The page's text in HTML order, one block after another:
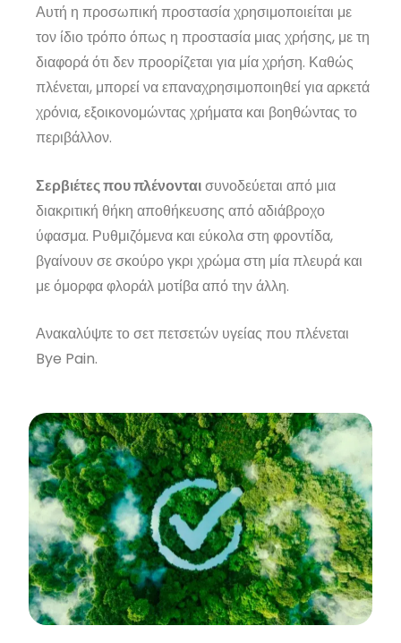
Αυτή η προσωπική προστασία χρησιμοποιείται με
τον ίδιο τρόπο όπως η προστασία μιας χρήσης, με τη
διαφορά ότι δεν προορίζεται για μία χρήση. Καθώς
πλένεται, μπορεί να επαναχρησιμοποιηθεί για αρκετά
χρόνια, εξοικονομώντας χρήματα και βοηθώντας το
περιβάλλον.
Σερβιέτες που πλένονταισυνοδεύεται από μια
διακριτική θήκη αποθήκευσης από αδιάβροχο
ύφασμα. Ρυθμιζόμενα και εύκολα στη φροντίδα,
βγαίνουν σε σκούρο γκρι χρώμα στη μία πλευρά και
με όμορφα φλοράλ μοτίβα από την άλλη.
Ανακαλύψτε το σετ πετσετών υγείας που πλένεται
Bye Pain.